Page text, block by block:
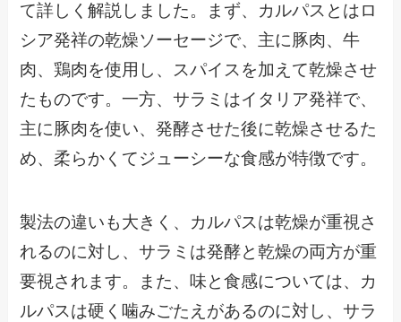
て詳しく解説しました。まず、カルパスとはロ
シア発祥の乾燥ソーセージで、主に豚肉、牛
肉、鶏肉を使用し、スパイスを加えて乾燥させ
たものです。一方、サラミはイタリア発祥で、
主に豚肉を使い、発酵させた後に乾燥させるた
め、柔らかくてジューシーな食感が特徴です。
製法の違いも大きく、カルパスは乾燥が重視さ
れるのに対し、サラミは発酵と乾燥の両方が重
要視されます。また、味と食感については、カ
ルパスは硬く噛みごたえがあるのに対し、サラ